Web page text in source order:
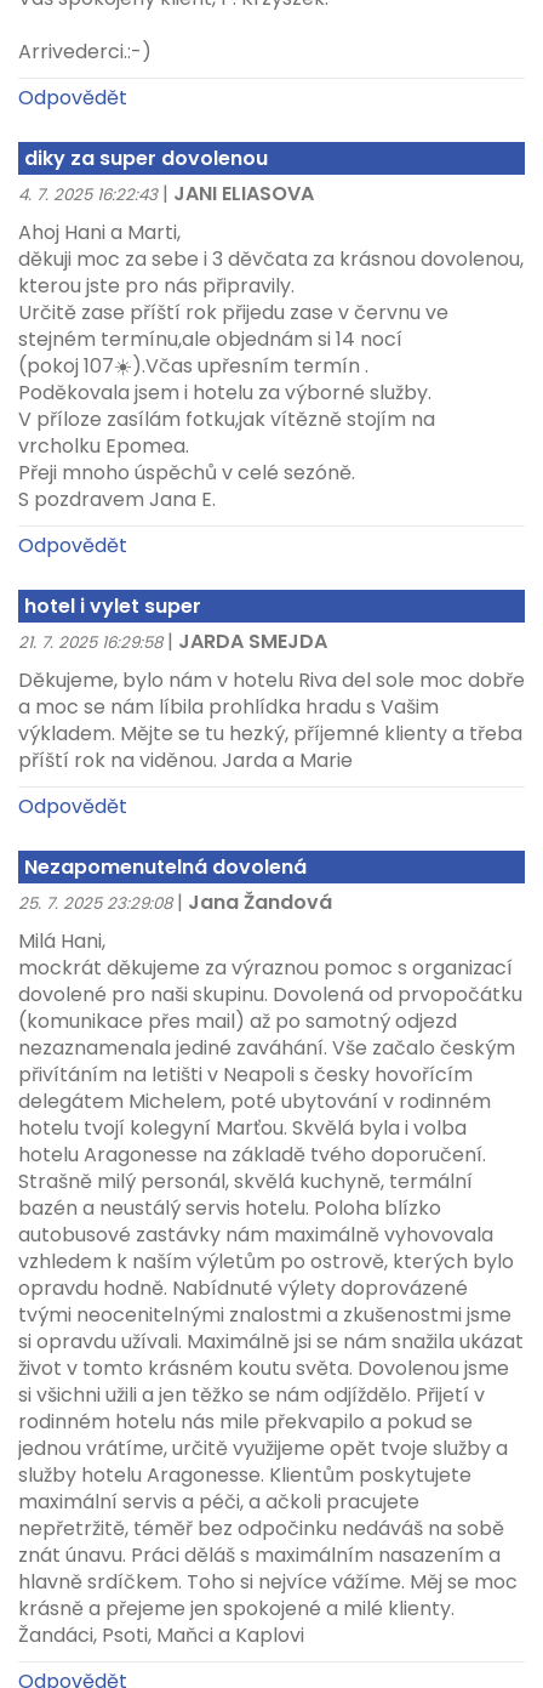
Arrivederci.:-)
Odpovědět
diky za super dovolenou
4. 7. 2025 16:22:43 | JANI ELIASOVA
Ahoj Hani a Marti,
děkuji moc za sebe i 3 děvčata za krásnou dovolenou,
kterou jste pro nás připravily.
Určitě zase příští rok přijedu zase v červnu ve
stejném termínu,ale objednám si 14 nocí
(pokoj 107☀️).Včas upřesním termín .
Poděkovala jsem i hotelu za výborné služby.
V příloze zasílám fotku,jak vítězně stojím na
vrcholku Epomea.
Přeji mnoho úspěchů v celé sezóně.
S pozdravem Jana E.
Odpovědět
hotel i vylet super
21. 7. 2025 16:29:58 | JARDA SMEJDA
Děkujeme, bylo nám v hotelu Riva del sole moc dobře
a moc se nám líbila prohlídka hradu s Vašim
výkladem. Mějte se tu hezký, příjemné klienty a třeba
příští rok na viděnou. Jarda a Marie
Odpovědět
Nezapomenutelná dovolená
25. 7. 2025 23:29:08 | Jana Žandová
Milá Hani,
mockrát děkujeme za výraznou pomoc s organizací
dovolené pro naši skupinu. Dovolená od prvopočátku
(komunikace přes mail) až po samotný odjezd
nezaznamenala jediné zaváhání. Vše začalo českým
přivítáním na letišti v Neapoli s česky hovořícím
delegátem Michelem, poté ubytování v rodinném
hotelu tvojí kolegyní Marťou. Skvělá byla i volba
hotelu Aragonesse na základě tvého doporučení.
Strašně milý personál, skvělá kuchyně, termální
bazén a neustálý servis hotelu. Poloha blízko
autobusové zastávky nám maximálně vyhovovala
vzhledem k naším výletům po ostrově, kterých bylo
opravdu hodně. Nabídnuté výlety doprovázené
tvými neocenitelnými znalostmi a zkušenostmi jsme
si opravdu užívali. Maximálně jsi se nám snažila ukázat
život v tomto krásném koutu světa. Dovolenou jsme
si všichni užili a jen těžko se nám odjíždělo. Přijetí v
rodinném hotelu nás mile překvapilo a pokud se
jednou vrátíme, určitě využijeme opět tvoje služby a
služby hotelu Aragonesse. Klientům poskytujete
maximální servis a péči, a ačkoli pracujete
nepřetržitě, téměř bez odpočinku nedáváš na sobě
znát únavu. Práci děláš s maximálním nasazením a
hlavně srdíčkem. Toho si nejvíce vážíme. Měj se moc
krásně a přejeme jen spokojené a milé klienty.
Žandáci, Psoti, Maňci a Kaplovi
Odpovědět